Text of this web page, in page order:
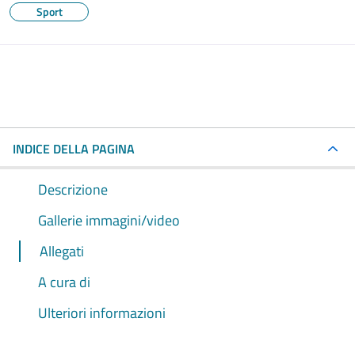
Sport
INDICE DELLA PAGINA
Descrizione
Gallerie immagini/video
Allegati
A cura di
Ulteriori informazioni